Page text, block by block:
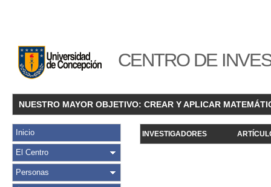
CENTRO DE
NUESTRO MAYOR OBJETIVO: CREAR Y APLICAR
Inicio
El Centro
Personas
INVESTIGADORES